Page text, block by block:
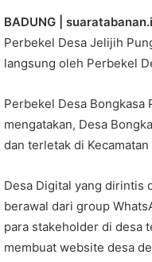
BADUNG |
Perbekel Desa Jelijih
langsung oleh Perbekel
Perbekel Desa Bongkasa
mengatakan, Desa
dan terletak di
Desa Digital yang dirintis
berawal dari group
para stakeholder di desa
membuat website desa